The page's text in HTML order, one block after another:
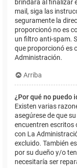
brindará al finalizar
mail, siga las
seguramente la
proporcionó no es
un filtro anti-spam.
que proporcionó es
Administración.
Arriba
¿Por qué no puedo
Existen varias
asegúrese de que
encuentren escritos
con La
excluido. También
por su dueño y/o
necesitaría ser